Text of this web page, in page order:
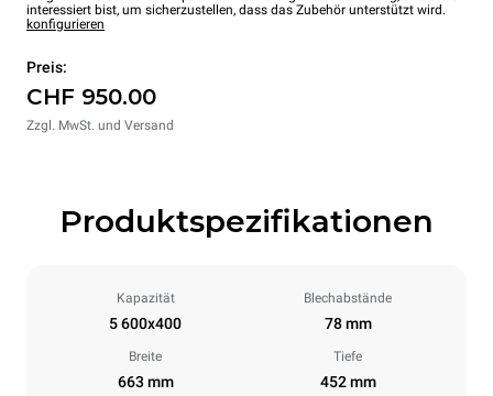
interessiert bist, um sicherzustellen, dass das Zubehör unterstützt wird.
konfigurieren
Preis:
CHF 950.00
Zzgl. MwSt. und Versand
Produktspezifikationen
Kapazität
5 600x400
Blechabstände
78 mm
Breite
663 mm
Tiefe
452 mm